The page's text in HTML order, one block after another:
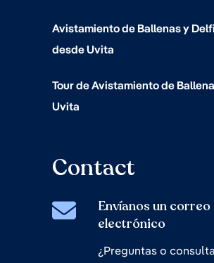
Avistamiento de Ballenas y
desde Uvita
Tour de Avistamiento de
Uvita
Contact
Envíanos un correo
electrónico
¿Preguntas o